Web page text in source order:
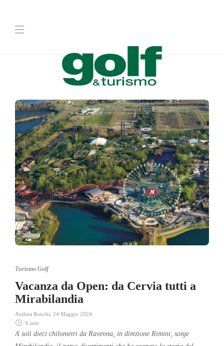
Turismo Golf
Vacanza da Open: da Cervia tutti a
Mirabilandia
Andrea Ronchi 24 Maggio 2024
6 min
A soli dieci chilometri da Ravenna, in direzione Rimini, sorge